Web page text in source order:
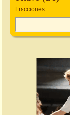
Fracciones